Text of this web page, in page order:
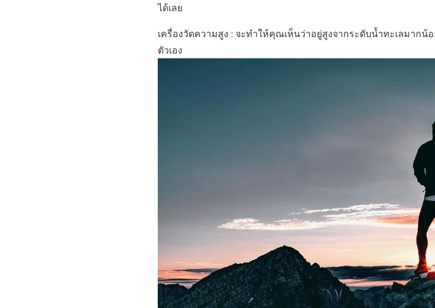
ได้เลย
เครื่องวัดความสูง : จะทำให้คุณเห็นว่าอยู่สูงจากระดับน้ำทะเลมาก
ตัวเอง